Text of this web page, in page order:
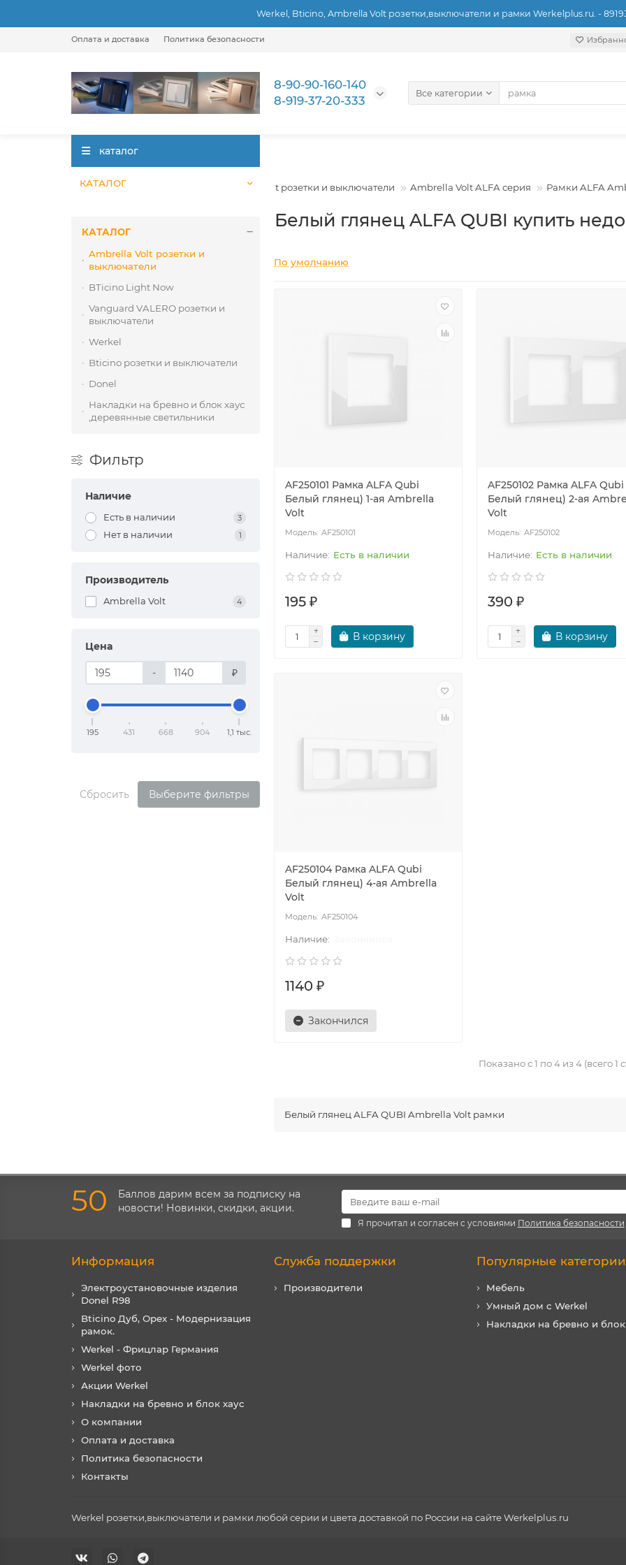
Werkel, Bticino, Ambrella Volt розетки,выключатели и рамки Werkelplus.ru. -
Оплата и доставка Политика безопасности
Все категории
8-90-90-160-140
8-919-37-20-333
каталог
КАТАЛОГ Ambrella Volt розетки и выключатели Ambrella Volt ALFA серия Рамки ALFA
Белый глянец ALFA QUBI купить
КАТАЛОГ
Ambrella Volt розетки и
выключатели
BTicino Light Now
Vanguard VALERO розетки и
выключатели
Werkel
Bticino розетки и выключатели
Donel
Накладки на бревно и блок хаус
,деревянные светильники
Фильтр
Наличие
Есть в наличии 3
Нет в наличии 1
Производитель
Ambrella Volt 4
Цена
- ₽
195 431 668 904 1,1 тыс.
Сбросить Выберите фильтры
По умолчанию
AF250101 Рамка ALFA Qubi
Белый глянец) 1-ая Ambrella
Volt
AF250101
Есть в наличии
195 ₽
В корзину
AF250102 Рамка ALFA Qubi
Белый глянец) 2-ая
Volt
AF250102
Есть в наличии
390 ₽
В корзину
AF250104 Рамка ALFA Qubi
Белый глянец) 4-ая Ambrella
Volt
AF250104
1140 ₽
Закончился
Показано с 1 по 4 из 4 (всего 1
Белый глянец ALFA QUBI Ambrella Volt рамки
50
Баллов дарим всем за подписку на
новости! Новинки, скидки, акции.
Я прочитал и согласен с условиями Политика безопасности
Информация
Электроустановочные изделия
Donel R98
Bticino Дуб, Орех - Модернизация
рамок.
Werkel - Фрицлар Германия
Werkel фото
Акции Werkel
Накладки на бревно и блок хаус
О компании
Оплата и доставка
Политика безопасности
Контакты
Служба поддержки
Производители
Популярные категории
Мебель
Умный дом с Werkel
Накладки на бревно и блок
Werkel розетки,выключатели и рамки любой серии и цвета доставкой по России на сайте Werkelplus.ru